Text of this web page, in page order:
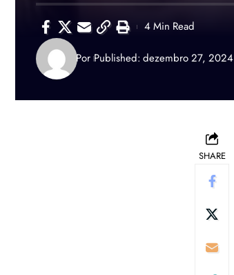
Por Published: dezembro 27, 2024
4 Min Read
SHARE